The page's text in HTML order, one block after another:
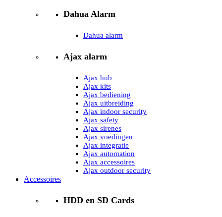
Dahua Alarm
Dahua alarm
Ajax alarm
Ajax hub
Ajax kits
Ajax bediening
Ajax uitbreiding
Ajax indoor security
Ajax safety
Ajax sirenes
Ajax voedingen
Ajax integratie
Ajax automation
Ajax accessoires
Ajax outdoor security
Accessoires
HDD en SD Cards